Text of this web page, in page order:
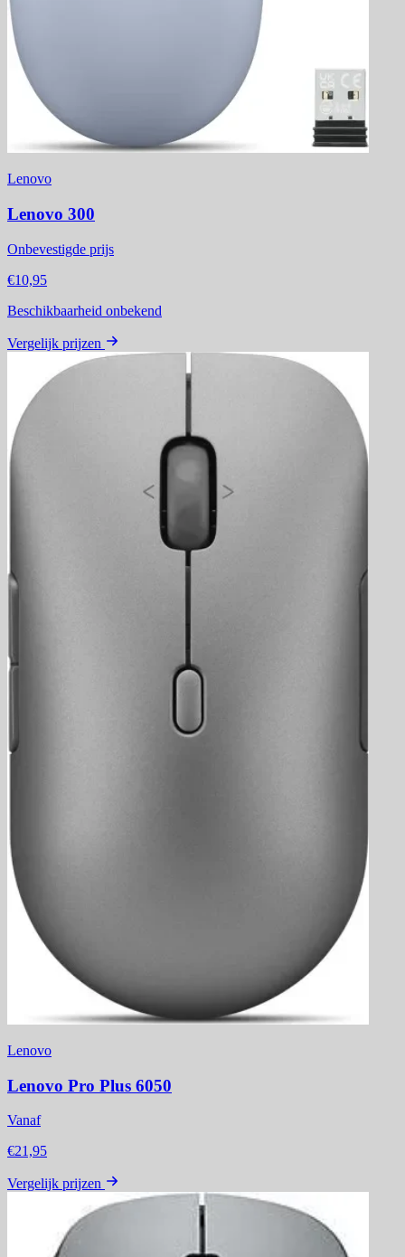
Lenovo
Lenovo 300
Onbevestigde prijs
€10,95
Beschikbaarheid onbekend
Vergelijk prijzen
Lenovo
Lenovo Pro Plus 6050
Vanaf
€21,95
Vergelijk prijzen